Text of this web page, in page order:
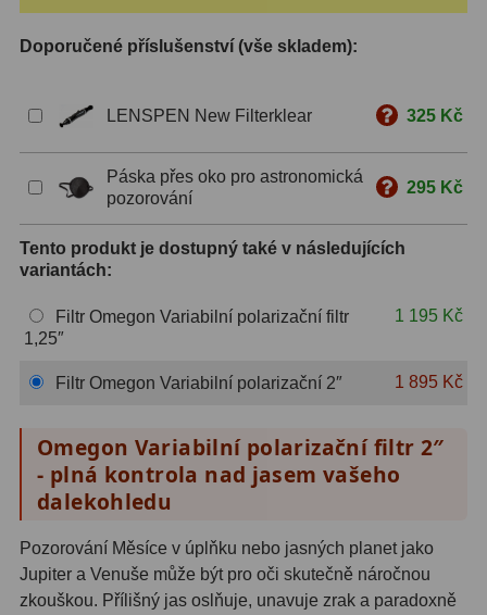
S mřížkou 6
Ostatní
Filtry182
Měsíční a Polarizační
Sluneční44
OIII3
Hβ4
SII2
Planetární6
Doporučené příslušenství (vše skladem):
LENSPEN New Filterklear 325 Kč
Páska přes oko pro astronomická
pozorování
295 Kč
Tento produkt je dostupný také v následujících
variantách:
Filtr Omegon Variabilní polarizační filtr
1,25″
1 195 Kč
Filtr Omegon Variabilní polarizační 2″ 1 895 Kč
Omegon Variabilní polarizační filtr 2″
- plná kontrola nad jasem vašeho
dalekohledu
Pozorování Měsíce v úplňku nebo jasných planet jako
Jupiter a Venuše může být pro oči skutečně náročnou
zkouškou. Přílišný jas oslňuje, unavuje zrak a paradoxně